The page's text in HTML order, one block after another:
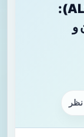
اسکلروز جانبی آمیوتروفیک (ALS):
و